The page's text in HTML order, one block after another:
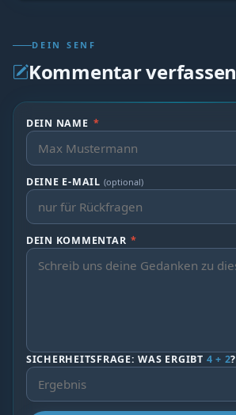
DEIN SENF
Kommentar verfassen
DEIN NAME *
DEINE E-MAIL (optional)
DEIN KOMMENTAR *
SICHERHEITSFRAGE: WAS ERGIBT 4 + 2?